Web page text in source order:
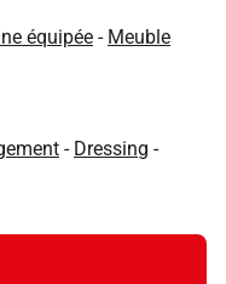
équipée - Meuble
- Dressing -